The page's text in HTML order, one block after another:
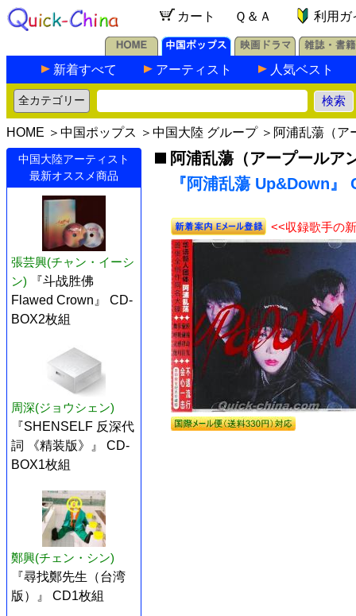
カート Ｑ＆Ａ 利用ガ
新着すべて アーティスト 人気ベスト
HOME ＞ 中国ポップス ＞ 中国大陸 グループ＞ 阿浦乱蕩（ア
中国大陸アーティスト
最新オススメ商品
張芸興(チャン・イーシ
ン)
『斗战胜佛
Flawed Crown』 CD-
BOX2枚組
周深(ジョウシェン)
『SHENSELF 反深代
詞 《精装版》』 CD-
BOX1枚組
鄭興(チェン・シン)
『尋找鄭先生（台湾
版）』 CD1枚組
阿浦乱蕩（アープールア
『阿浦乱蕩 Up&Down』
<<収録歌手の